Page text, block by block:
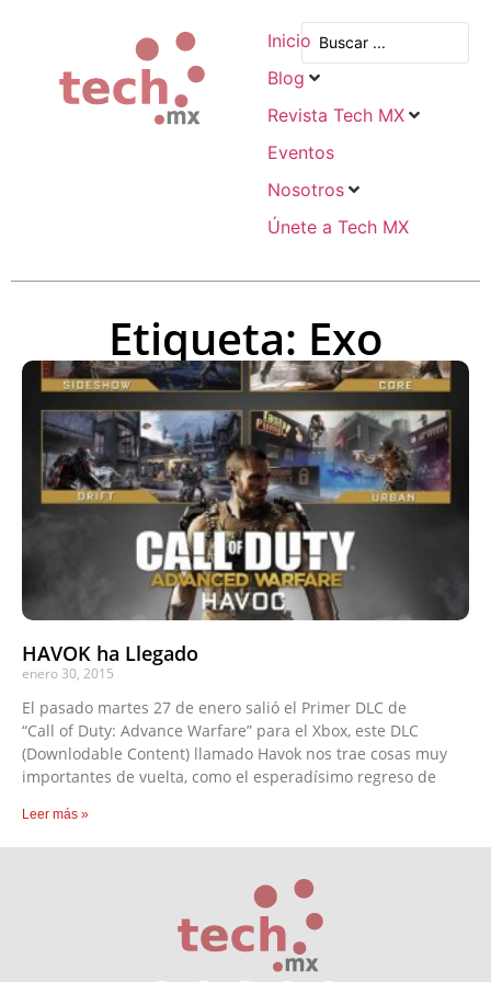
Inicio
Blog
Revista Tech MX
Eventos
Nosotros
Únete a Tech MX
Etiqueta: Exo
HAVOK ha Llegado
enero 30, 2015
El pasado martes 27 de enero salió el Primer DLC de
“Call of Duty: Advance Warfare” para el Xbox, este DLC
(Downlodable Content) llamado Havok nos trae cosas muy
importantes de vuelta, como el esperadísimo regreso de
Leer más »